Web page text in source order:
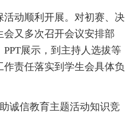
活动顺利开展。对初赛、决
又多次召开会议安排部
展示，到主持人选拔等
责任落实到学生会具体负
诚信教育主题活动知识竞